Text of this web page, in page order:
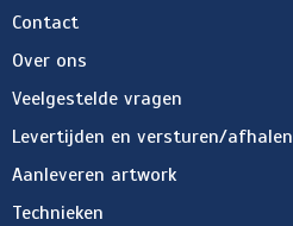
Contact
Over ons
Veelgestelde vragen
Levertijden en versturen/afhalen
Aanleveren artwork
Technieken